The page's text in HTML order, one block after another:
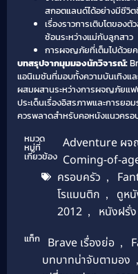
สกอตแลนด์ได้อย่างมีชีวิต
เรื่องราวการเติบโตของ
ซ้อนระหว่างแม่กับลูกสาว
การผจญภัยที่เต็มไปด้วย
บทสรุปจากมุมมองนักวิจารณ์:
แอนิเมชันที่มอบทั้งความบันเทิง
ผสมผสานระหว่างการผจญภัยแฟ
ประเด็นเรื่องอิสรภาพและการยอ
ควรพลาดสำหรับคอหนังแนวคร
หมวด
หมู่ที่
เกี่ยวข้อง
Adventure ผ
Coming-of-
ครอบครัว ,
โรแมนติก , ดูห
2012 , หนังฝรั่ง
แท็ก Brave เรื่องย่อ ,
บทบาทน่าจับตามอง ,